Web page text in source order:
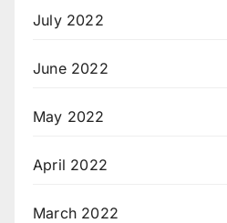
July 2022
June 2022
May 2022
April 2022
March 2022